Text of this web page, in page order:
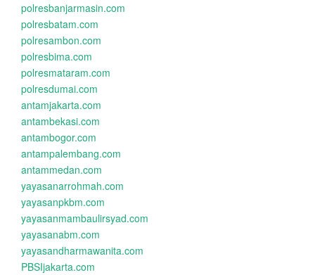
polresbanjarmasin.com
polresbatam.com
polresambon.com
polresbima.com
polresmataram.com
polresdumai.com
antamjakarta.com
antambekasi.com
antambogor.com
antampalembang.com
antammedan.com
yayasanarrohmah.com
yayasanpkbm.com
yayasanmambaulirsyad.com
yayasanabm.com
yayasandharmawanita.com
PBSIjakarta.com